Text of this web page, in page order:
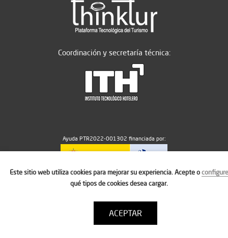
Coordinación y secretaría técnica:
Ayuda PTR2022-001302 financiada por:
MICIU/AEI/10.13039/501100011033
Política de cookies
Condiciones de uso
Este sitio web utiliza cookies para mejorar su experiencia. Acepte oconfigure
qué tipos de cookies desea cargar.
ACEPTAR